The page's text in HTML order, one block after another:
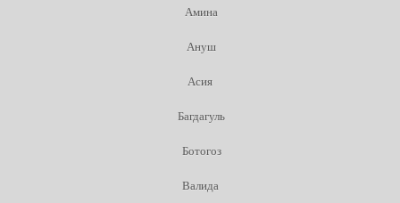
Амина
Ануш
Асия
Багдагуль
Ботогоз
Валида